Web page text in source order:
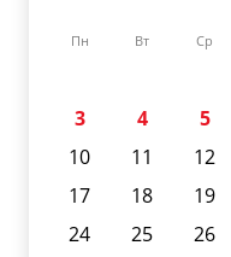
Пн Вт Ср
3
4 5
10
11 12
17
18 19
24
25 26